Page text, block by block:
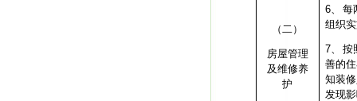
6、
每
组织
7、
按
善的
知装
发现
（二）
房屋管理
及维修养
护